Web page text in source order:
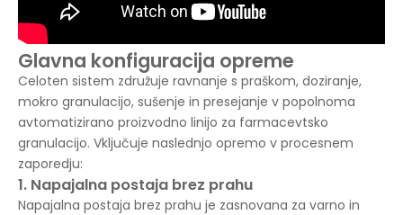
Glavna konfiguracija opreme
Celoten sistem združuje ravnanje s praškom, doziranje,
mokro granulacijo, sušenje in presejanje v popolnoma
avtomatizirano proizvodno linijo za farmacevtsko
granulacijo. Vključuje naslednjo opremo v procesnem
zaporedju:
1. Napajalna postaja brez prahu
Napajalna postaja brez prahu je zasnovana za varno in